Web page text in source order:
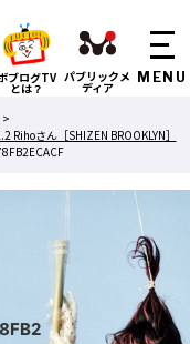
ブログTV
とは？
パブリックメ
ディア
>
さん［SHIZEN BROOKLYN］